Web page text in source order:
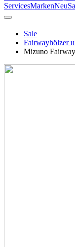
ServicesMarkenNeu
Sale
Fairwayhölzer
Mizuno